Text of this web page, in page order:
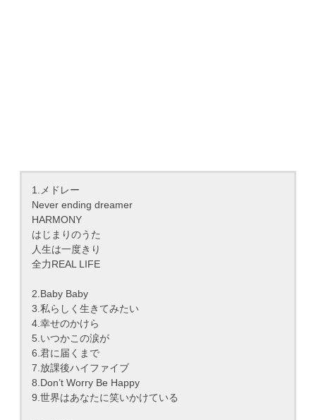
1.メドレー
Never ending dreamer
HARMONY
はじまりのうた
人生は一度きり
全力REAL LIFE
2.Baby Baby
3.私らしく生きてみたい
4.幸せのかけら
5.いつかこの涙が
6.君に届くまで
7.放課後ハイファイブ
8.Don’t Worry Be Happy
9.世界はあなたに笑いかけている